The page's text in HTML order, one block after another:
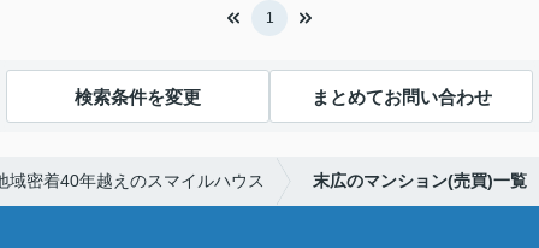
1
検索条件を変更 まとめてお問い合わせ
域密着40年越えのスマイルハウス 末広のマンション(売買)一覧